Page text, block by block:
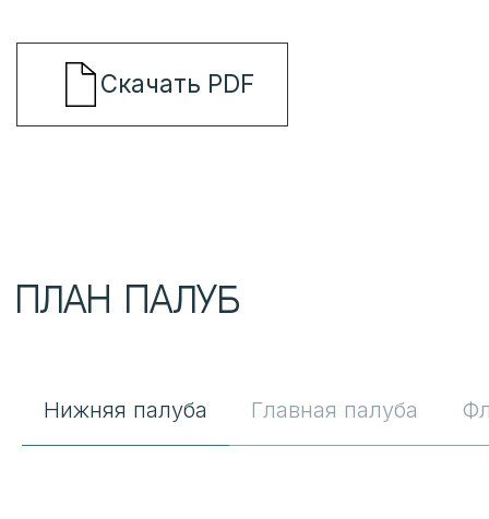
Нижняя палуба Главная палуба